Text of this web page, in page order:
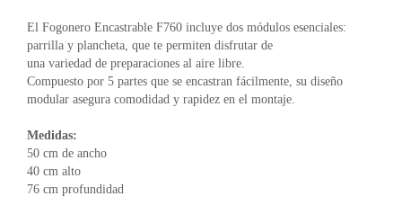
El Fogonero Encastrable F760 incluye dos módulos esenciales:
parrilla y plancheta, que te permiten disfrutar de
una variedad de preparaciones al aire libre.
Compuesto por 5 partes que se encastran fácilmente, su diseño
modular asegura comodidad y rapidez en el montaje.
Medidas:
50 cm de ancho
40 cm alto
76 cm profundidad